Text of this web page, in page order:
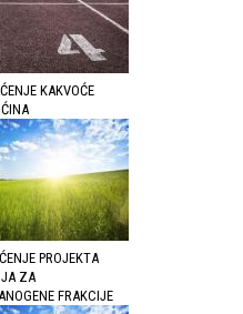
KAKVOĆE
PROJEKTA
ZA
FRAKCIJE